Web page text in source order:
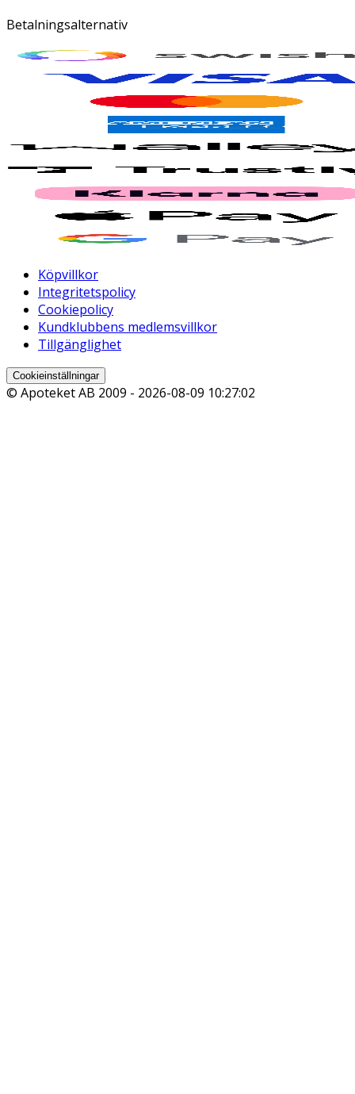
Betalningsalternativ
Köpvillkor
Integritetspolicy
Cookiepolicy
Kundklubbens medlemsvillkor
Tillgänglighet
Cookieinställningar
© Apoteket AB 2009 - 2026-08-09 10:27:02